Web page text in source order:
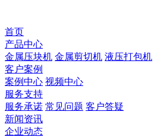
首页
产品中心
金属压块机 金属剪切机 液压打包机
客户案例
案例中心 视频中心
服务支持
服务承诺 常见问题 客户答疑
新闻资讯
企业动态